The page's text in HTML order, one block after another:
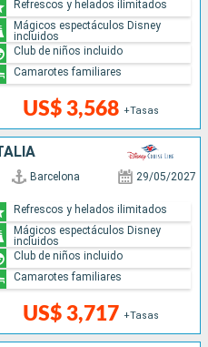
US$ 3,568 +Tasas
Refrescos y helados ilimitados
Mágicos espectáculos Disney
incluidos
Club de niños incluido
Camarotes familiares
Barcelona 29/05/2027
US$ 3,717 +Tasas
Refrescos y helados ilimitados
Mágicos espectáculos Disney
incluidos
Club de niños incluido
Camarotes familiares